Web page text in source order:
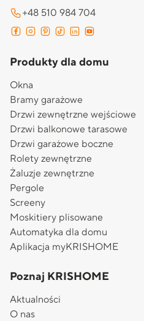
+48 510 984 704
Produkty dla domu
Okna
Bramy garażowe
Drzwi zewnętrzne wejściowe
Drzwi balkonowe tarasowe
Drzwi garażowe boczne
Rolety zewnętrzne
Żaluzje zewnętrzne
Pergole
Screeny
Moskitiery plisowane
Automatyka dla domu
Aplikacja myKRISHOME
Poznaj KRISHOME
Aktualności
O nas